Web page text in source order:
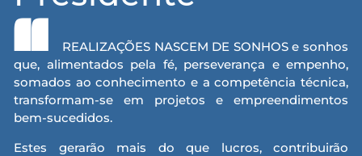
"
REALIZAÇÕES NASCEM DE SONHOS e sonhos
que, alimentados pela fé, perseverança e empenho,
somados ao conhecimento e a competência técnica,
transformam-se em projetos e empreendimentos
bem-sucedidos.
Estes gerarão mais do que lucros, contribuirão